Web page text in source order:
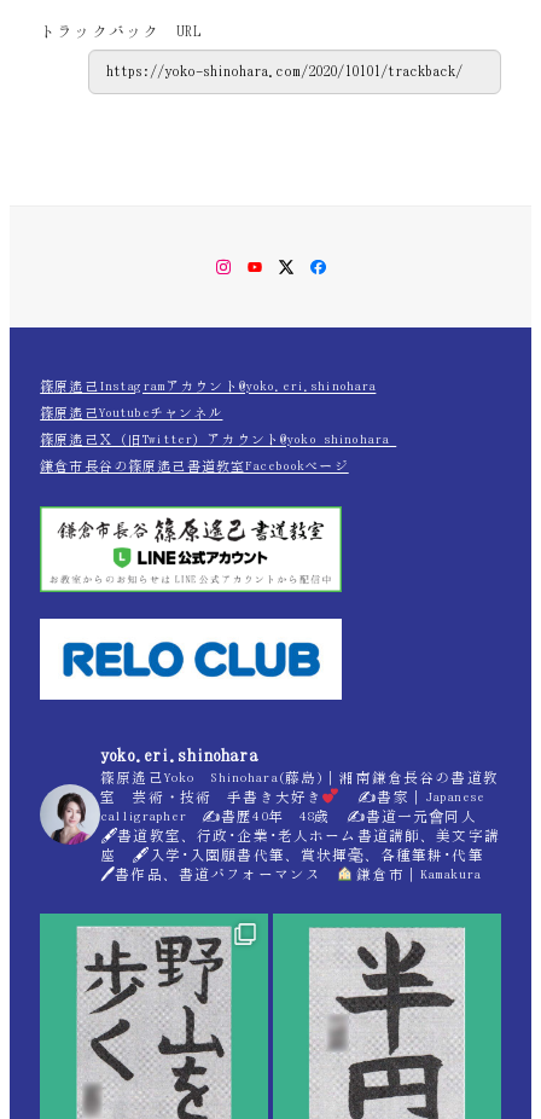
トラックバック URL
Instagram
YouTubeTwitterFacebook
篠原遙己Instagramアカウント@yoko.eri.shinohara
篠原遙己Youtubeチャンネル
篠原遙己Ｘ（旧Twitter）アカウント@yoko_shinohara_
鎌倉市長谷の篠原遙己書道教室Facebookページ
yoko.eri.shinohara
篠原遙己Yoko Shinohara(藤島)｜湘南鎌倉長谷の書道教
室 芸術・技術 手書き大好き
✍書家｜Japanese
calligrapher ✍書歴40年 48歳 ✍書道一元會同人
🖋書道教室、行政･企業･老人ホーム書道講師、美文字講
座 🖋入学･入園願書代筆、賞状揮毫、各種筆耕･代筆
🖊書作品、書道パフォーマンス
鎌倉市｜Kamakura